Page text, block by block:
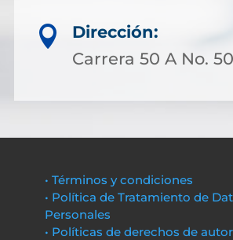

Dirección:
Carrera 50 A No.
• Términos y condiciones
• Política de Tratamiento de
Personales
• Políticas de derechos de autor